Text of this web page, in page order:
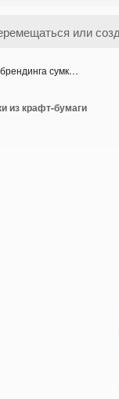
сумк…
из крафт-бумаги